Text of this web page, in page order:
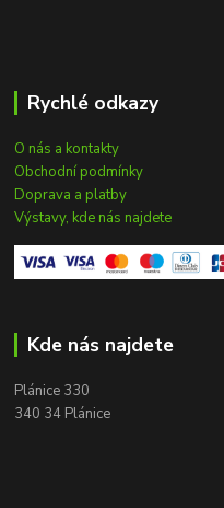
Rychlé odkazy
O nás a kontakty
Obchodní podmínky
Doprava a platby
Výstavy, kde nás najdete
Kde nás najdete
Plánice 330
340 34 Plánice